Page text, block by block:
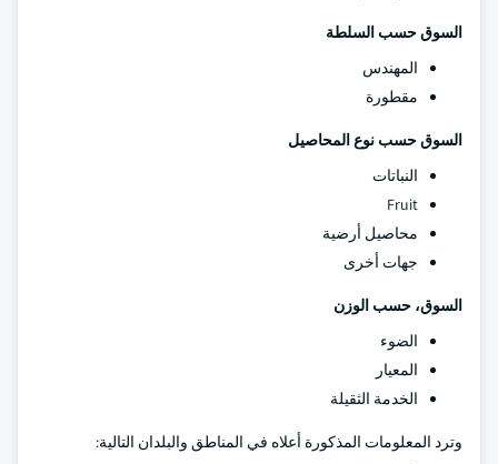
السوق حسب السلطة
المهندس
مقطورة
السوق حسب نوع المحاصيل
النباتات
Fruit
محاصيل أرضية
جهات أخرى
السوق، حسب الوزن
الضوء
المعيار
الخدمة الثقيلة
وترد المعلومات المذكورة أعلاه في المناطق والبلدان التالية: